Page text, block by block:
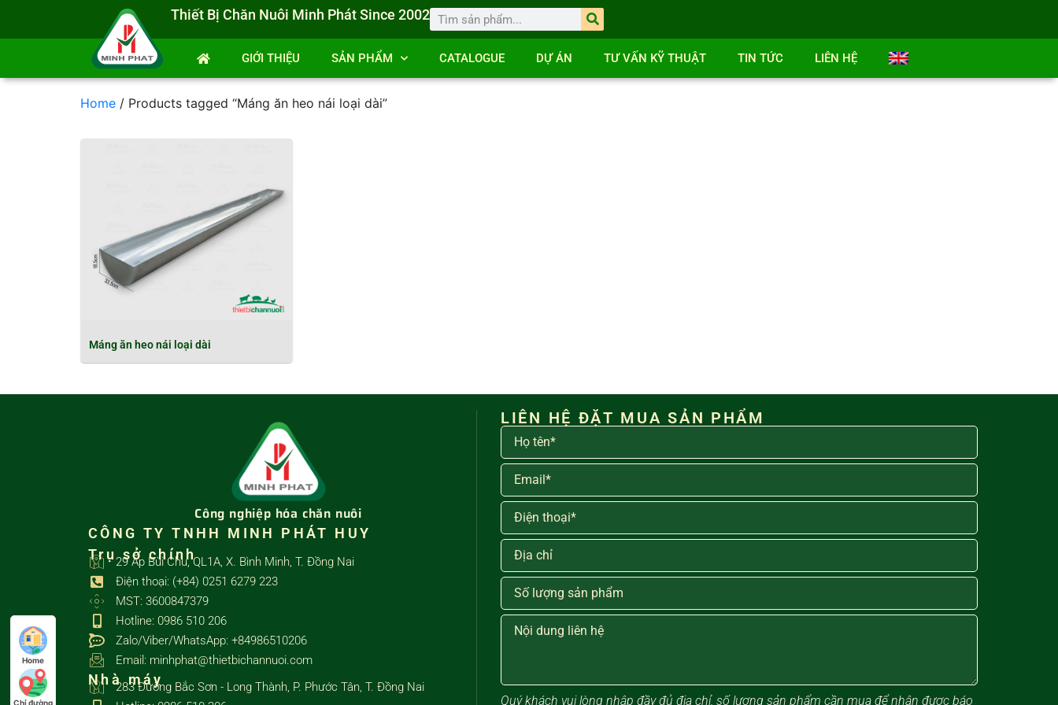
Thiết Bị Chăn Nuôi Minh Phát Since 2002
GIỚI THIỆU SẢN PHẨM CATALOGUE DỰ ÁN TƯ VẤN KỸ THUẬT TIN TỨC LIÊN HỆ
Home / Products tagged “Máng ăn heo nái loại dài”
Máng ăn heo nái loại dài
Công nghiệp hóa chăn nuôi
CÔNG TY TNHH MINH PHÁT HUY
Trụ sở chính
29 Ấp Bùi Chu, QL1A, X. Bình Minh, T. Đồng Nai
Điện thoại: (+84) 0251 6279 223
MST: 3600847379
Hotline: 0986 510 206
Zalo/Viber/WhatsApp: +84986510206
Email: minhphat@thietbichannuoi.com
Nhà máy
283 Đường Bắc Sơn - Long Thành, P. Phước Tân, T. Đồng Nai
LIÊN HỆ ĐẶT MUA SẢN PHẨM
Quý khách vui lòng ​nhập đầy đủ địa chỉ, số lượng sản phẩm cần mua để nhận được báo
Home
Chỉ đường